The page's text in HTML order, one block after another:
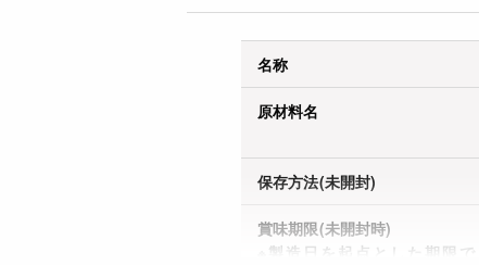
名称
原材料名
保存方法(未開封)
賞味期限(未開封時)
※製造日を起点とした期限で